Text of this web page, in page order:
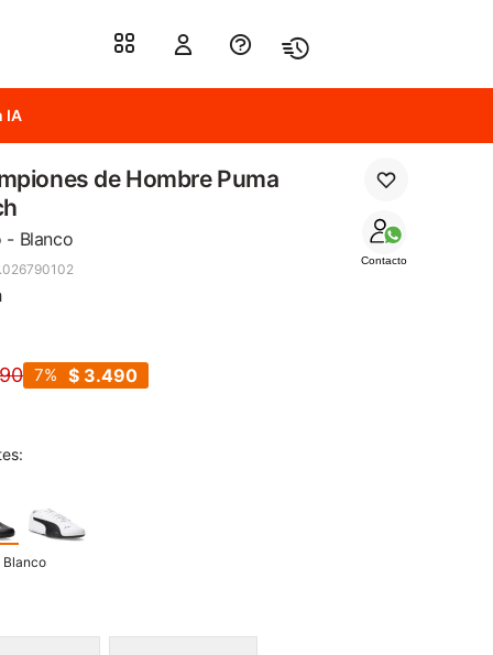
IA
de Hombre Puma
- Blanco
Contacto
$ 3.490
7
Blanco